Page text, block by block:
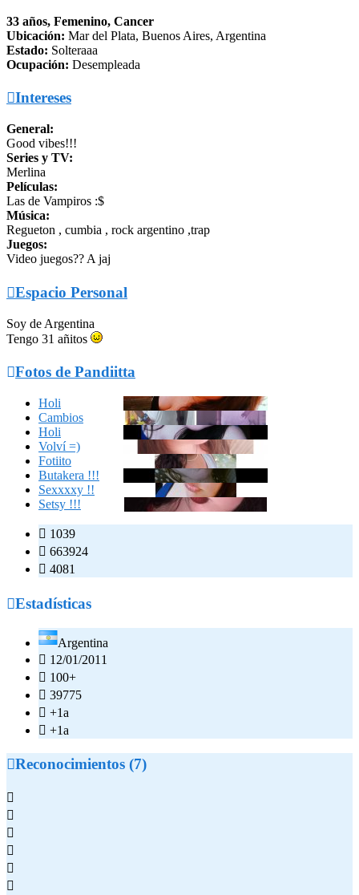
33 años, Femenino, Cancer
Ubicación: Mar del Plata, Buenos Aires, Argentina
Estado: Solteraaa
Ocupación: Desempleada
Intereses
General:
Good vibes!!!
Series y TV:
Merlina
Películas:
Las de Vampiros :$
Música:
Regueton , cumbia , rock argentino ,trap
Juegos:
Video juegos?? A jaj
Espacio Personal
Soy de Argentina
Tengo 31 añitos
Fotos de Pandiitta
Holi
Cambios
Holi
Volví =)
Fotiito
Butakera !!!
Sexxxxy !!
Setsy !!!
 1039
 663924
 4081
Estadísticas
Argentina
 12/01/2011
 100+
 39775
 +1a
 +1a
Reconocimientos (7)





